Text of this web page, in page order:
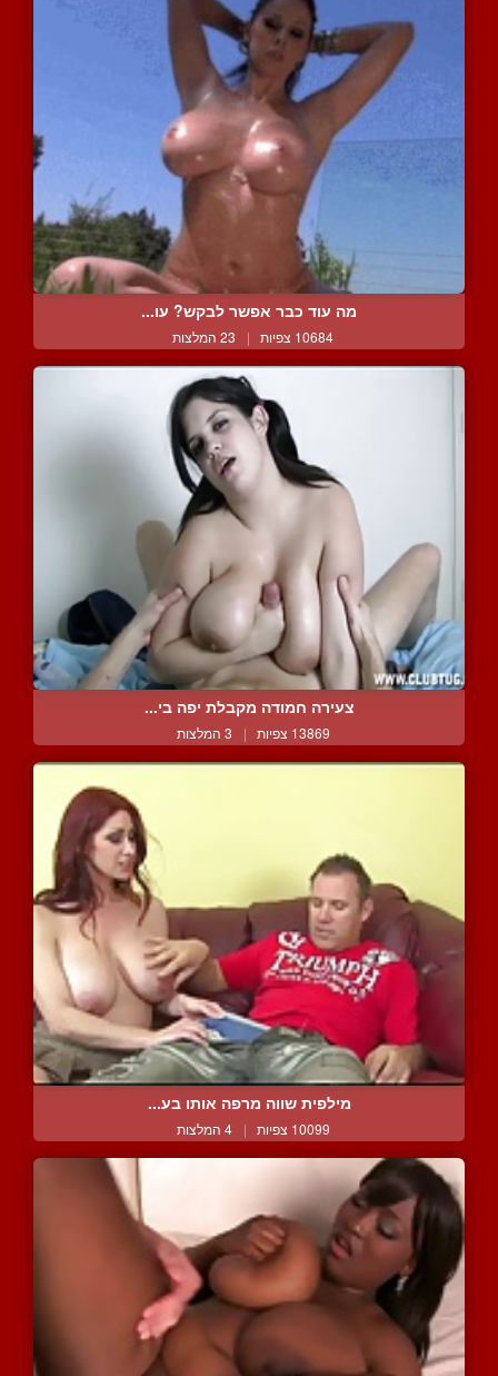
מה עוד כבר אפשר לבקש? עו...
10684 צפיות | 23 המלצות
צעירה חמודה מקבלת יפה בי...
13869 צפיות | 3 המלצות
מילפית שווה מרפה אותו בע...
10099 צפיות | 4 המלצות